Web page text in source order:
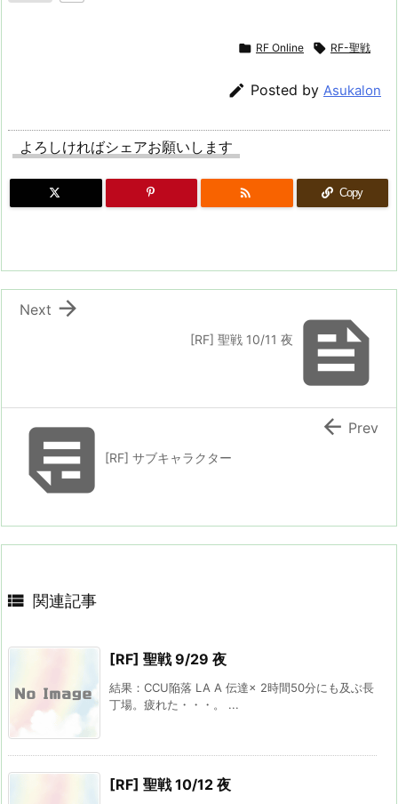
 RF Online  RF-聖戦
 Posted by Asukalon
よろしければシェアお願いします
 Copy

[RF] 聖戦 10/11 夜

Next
[RF] サブキャラクター
 Prev
 関連記事
[RF] 聖戦 9/29 夜
結果：CCU陥落 LA A 伝達× 2時間50分にも及ぶ長
丁場。疲れた・・・。 ...
[RF] 聖戦 10/12 夜